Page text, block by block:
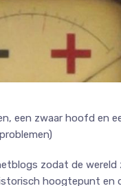
zwaar hoofd en
zodat de
hoogtepunt en